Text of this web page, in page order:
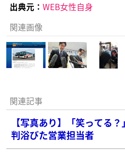
出典元： WEB女性自身
関連画像
関連記事
【写真あり】「笑ってる
判浴びた営業担当者